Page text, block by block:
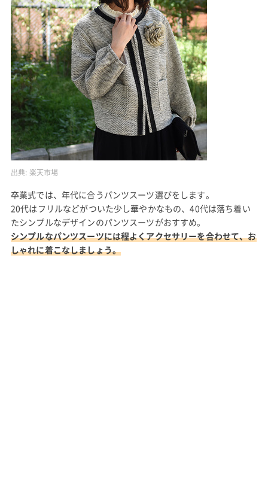
出典: 楽天市場
卒業式では、年代に合うパンツスーツ選びをします。
20代はフリルなどがついた少し華やかなもの、40代は落ち着い
たシンプルなデザインのパンツスーツがおすすめ。
シンプルなパンツスーツには程よくアクセサリーを合わせて、お
しゃれに着こなしましょう。